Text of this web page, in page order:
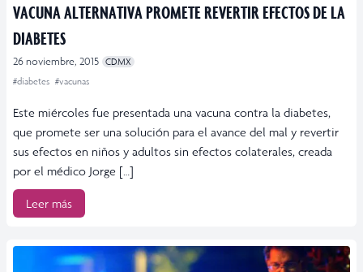
VACUNA ALTERNATIVA PROMETE REVERTIR EFECTOS DE LA
DIABETES
26 noviembre, 2015 CDMX
#diabetes #vacunas
Este miércoles fue presentada una vacuna contra la diabetes,
que promete ser una solución para el avance del mal y revertir
sus efectos en niños y adultos sin efectos colaterales, creada
por el médico Jorge […]
Leer más